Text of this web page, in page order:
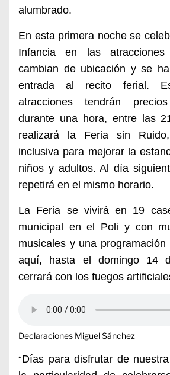
alumbrado.
En estaprimera noche se
Infancia en las
cambian de ubicación y se
entrada al recito ferial.
atracciones tendrán
durante una hora, entre las
realizará l a Feria sin
inclusiva para mejorar la
niños y adultos. Al día
repetirá en el mismo horario.
La Feria se vivirá en 19
municipal en el Poli y con
musicales y una
aquí, hasta el domingo 14
cerrará con los fuegos
Declaraciones Miguel Sánchez
“Días para disfrutar de